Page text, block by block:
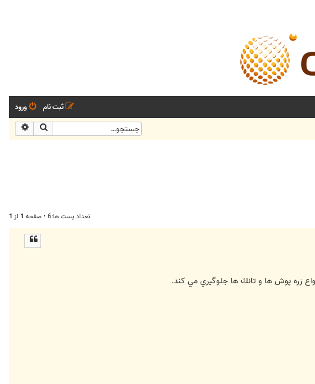
ورود
ثبت نام
جستجو
تعداد پست ها:6 • صفحه 1 از 1
زره پوش ها و تانك ها جلوگيري مي كند.